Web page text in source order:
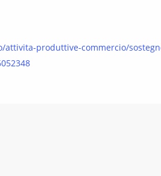
produttive-commercio/